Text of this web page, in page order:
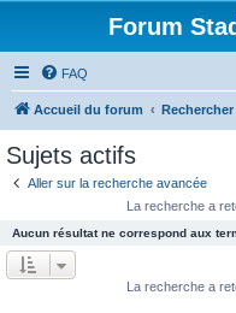
Forum
FAQ
Accueil du forum Rechercher
Sujets actifs
Aller sur la recherche avancée
La recherche a
Aucun résultat ne correspond aux
La recherche a